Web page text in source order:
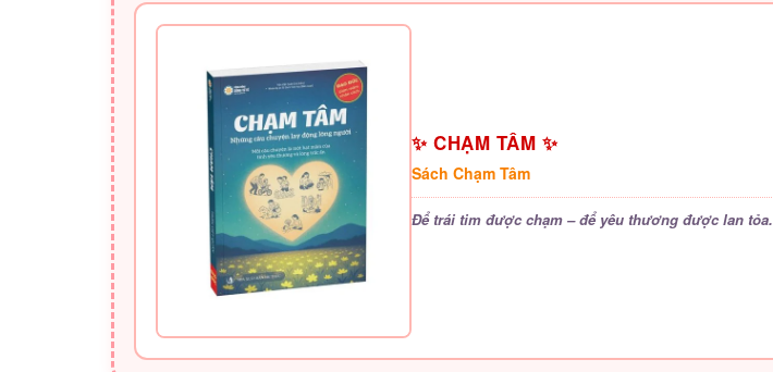
✨ CHẠM TÂM ✨
Sách Chạm Tâm
Để trái tim được chạm – để yêu thương được lan tỏa.